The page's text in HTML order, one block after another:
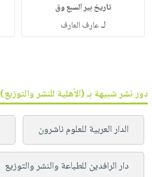
تاريخ بير السبع وق
لـعارف العارف
دور نشر شبيهة بـ (الأهلية للنشر والتوزيع)
الدار العربية للعلوم ناشرون
دار الرافدين للطباعة والنشر والتوزيع